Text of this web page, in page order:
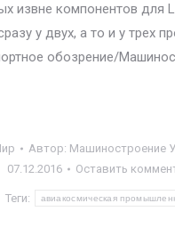
извне компонентов для
у двух, а то и у трех
обозрение/
Автор: Машиностроение
07.12.2016
Оставить
Теги: авиакосмическая